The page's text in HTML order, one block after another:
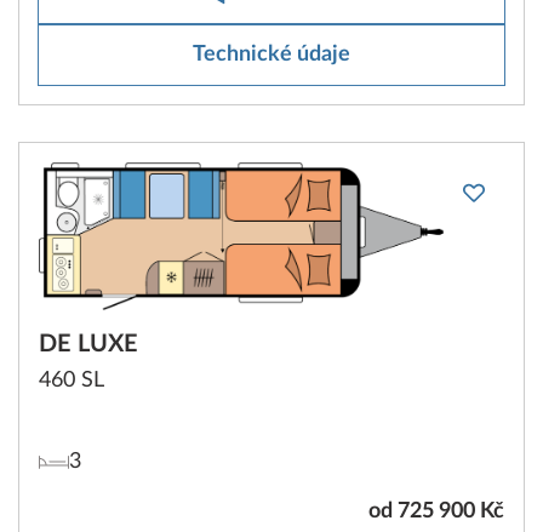
Technické údaje
DE LUXE
460 SL
3
od 725 900 Kč